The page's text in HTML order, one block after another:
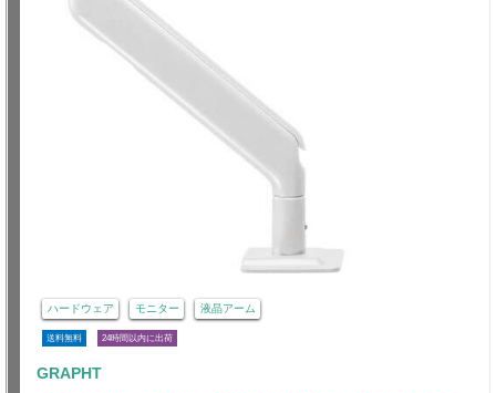
ハードウェア モニター 液晶アーム
送料無料 24時間以内に出荷
GRAPHT